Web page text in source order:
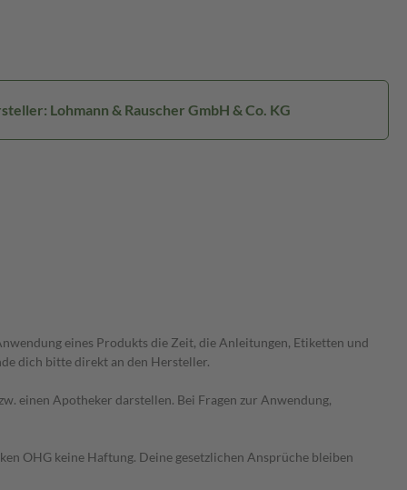
Lohmann & Rauscher GmbH & Co. KG
eines Produkts die Zeit, die Anleitungen, Etiketten und
dich bitte direkt an den Hersteller.
einen Apotheker darstellen. Bei Fragen zur Anwendung,
OHG keine Haftung. Deine gesetzlichen Ansprüche bleiben